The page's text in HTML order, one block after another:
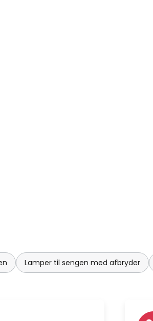
Lamper til sengen med afbryder